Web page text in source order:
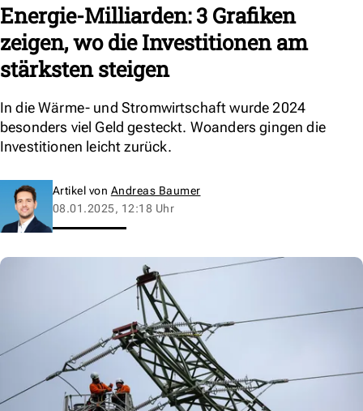
Energie-Milliarden: 3 Grafiken
zeigen, wo die Investitionen am
stärksten steigen
In die Wärme- und Stromwirtschaft wurde 2024
besonders viel Geld gesteckt. Woanders gingen die
Investitionen leicht zurück.
Artikel von Andreas Baumer
08.01.2025, 12:18 Uhr